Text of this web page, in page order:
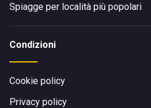
Spiagge per località più popolari
Condizioni
Cookie policy
Privacy policy